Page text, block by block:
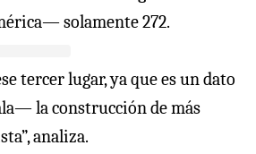
solamente 272.
tercer lugar, ya que es un dato
la construcción de más
analiza.